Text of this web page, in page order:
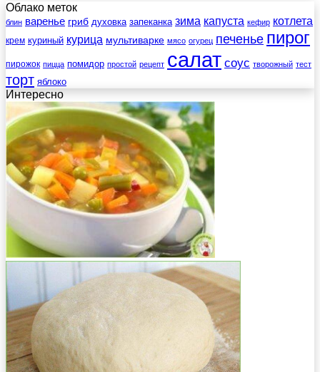
Облако меток
блин варенье гриб духовка запеканка зима капуста кефир котлета
крем куриный курица мультиварке мясо огурец печенье пирог
пирожок пицца помидор простой рецепт салат соус творожный тест
торт яблоко
Интересно